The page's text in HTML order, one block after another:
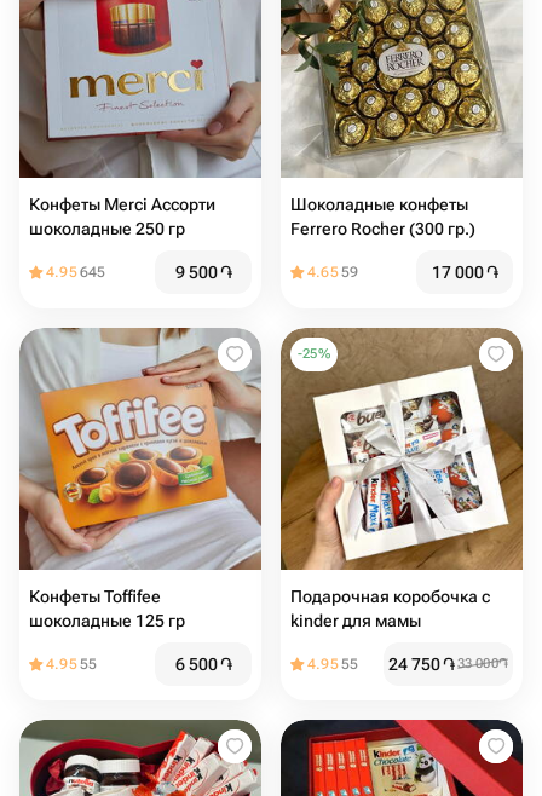
Конфеты Merci Ассорти
шоколадные 250 гр
4.95645 9 500֏
Шоколадные конфеты
Ferrero Rocher (300 гр.)
4.6559 17 000֏
Конфеты Toffifee
шоколадные 125 гр
4.9555 6 500֏
-25%
Подарочная коробочка с
kinder для мамы
4.9555 24 750֏33 000֏